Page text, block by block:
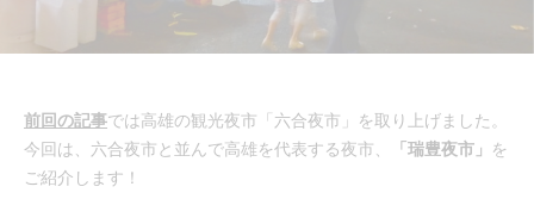
前回の記事では高雄の観光夜市「六合夜市」を取り上げました。
今回は、六合夜市と並んで高雄を代表する夜市、
「瑞豊夜市」
を
ご紹介します！